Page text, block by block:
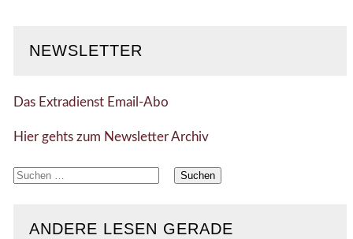
NEWSLETTER
Das Extradienst Email-Abo
Hier gehts zum Newsletter Archiv
Suchen
ANDERE LESEN GERADE